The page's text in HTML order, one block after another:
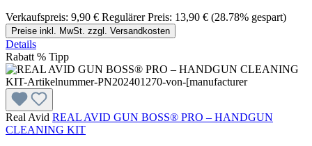
Verkaufspreis: 9,90 € Regulärer Preis: 13,90 € (28.78% gespart)
Preise inkl. MwSt. zzgl. Versandkosten
Details
Rabatt % Tipp
Real Avid REAL AVID GUN BOSS® PRO – HANDGUN
CLEANING KIT